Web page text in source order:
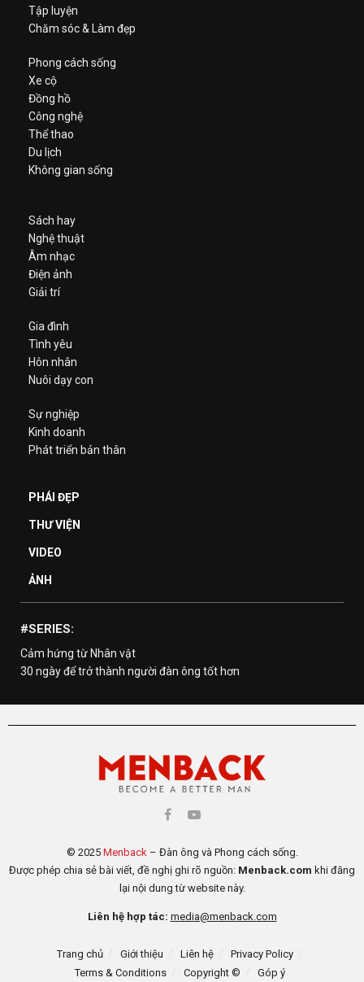
Tập luyện
Chăm sóc & Làm đẹp
Phong cách sống
Xe cộ
Đồng hồ
Công nghệ
Thể thao
Du lịch
Không gian sống
Sách hay
Nghệ thuật
Âm nhạc
Điện ảnh
Giải trí
Gia đình
Tình yêu
Hôn nhân
Nuôi dạy con
Sự nghiệp
Kinh doanh
Phát triển bản thân
PHÁI ĐẸP
THƯ VIỆN
VIDEO
ẢNH
#SERIES:
Cảm hứng từ Nhân vật
30 ngày để trở thành người đàn ông tốt hơn
© 2025 Menback– Đàn ông và Phong cách sống.
Được phép chia sẻ bài viết, đề nghị ghi rõ nguồn: Menback.com khi đăng
lại nội dung từ website này.
Liên hệ hợp tác: media@menback.com
Trang chủ Giới thiệu Liên hệ
Privacy Policy
Terms & Conditions
Copyright © Góp ý